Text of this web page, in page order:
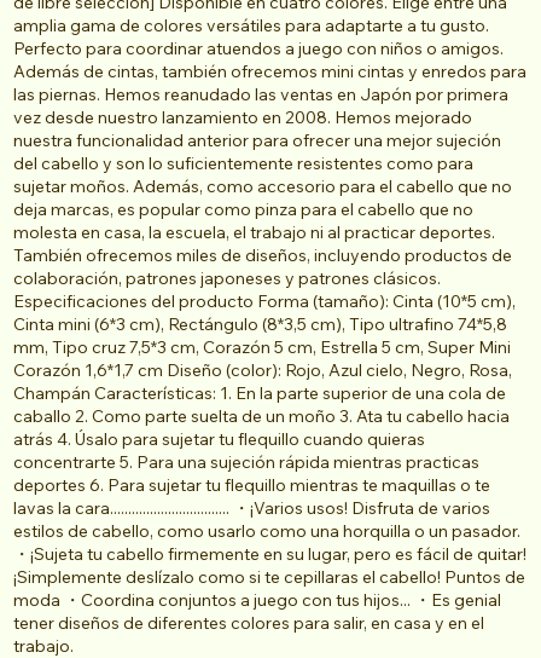
amplia gama de colores versátiles para adaptarte a tu gusto.
Perfecto para coordinar atuendos a juego con niños o amigos.
Además de cintas, también ofrecemos mini cintas y enredos para
las piernas. Hemos reanudado las ventas en Japón por primera
vez desde nuestro lanzamiento en 2008. Hemos mejorado
nuestra funcionalidad anterior para ofrecer una mejor sujeción
del cabello y son lo suficientemente resistentes como para
sujetar moños. Además, como accesorio para el cabello que no
deja marcas, es popular como pinza para el cabello que no
molesta en casa, la escuela, el trabajo ni al practicar deportes.
También ofrecemos miles de diseños, incluyendo productos de
colaboración, patrones japoneses y patrones clásicos.
Especificaciones del producto Forma (tamaño): Cinta (10*5 cm),
Cinta mini (6*3 cm), Rectángulo (8*3,5 cm), Tipo ultrafino 74*5,8
mm, Tipo cruz 7,5*3 cm, Corazón 5 cm, Estrella 5 cm, Super Mini
Corazón 1,6*1,7 cm Diseño (color): Rojo, Azul cielo, Negro, Rosa,
Champán Características: 1. En la parte superior de una cola de
caballo 2. Como parte suelta de un moño 3. Ata tu cabello hacia
atrás 4. Úsalo para sujetar tu flequillo cuando quieras
concentrarte 5. Para una sujeción rápida mientras practicas
deportes 6. Para sujetar tu flequillo mientras te maquillas o te
lavas la cara................................. ・¡Varios usos! Disfruta de varios
estilos de cabello, como usarlo como una horquilla o un pasador.
・¡Sujeta tu cabello firmemente en su lugar, pero es fácil de quitar!
¡Simplemente deslízalo como si te cepillaras el cabello! Puntos de
moda ・Coordina conjuntos a juego con tus hijos... ・Es genial
tener diseños de diferentes colores para salir, en casa y en el
trabajo.